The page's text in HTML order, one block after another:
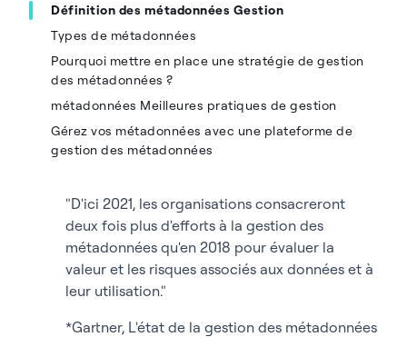
Définition des métadonnées Gestion
Types de métadonnées
Pourquoi mettre en place une stratégie de gestion
des métadonnées ?
métadonnées Meilleures pratiques de gestion
Gérez vos métadonnées avec une plateforme de
gestion des métadonnées
"D'ici 2021, les organisations consacreront
deux fois plus d'efforts à la gestion des
métadonnées qu'en 2018 pour évaluer la
valeur et les risques associés aux données et à
leur utilisation."
*Gartner, L'état de la gestion des métadonnées